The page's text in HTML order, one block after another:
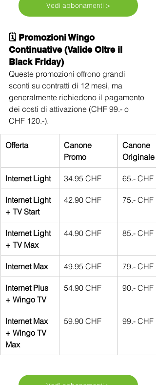
Vedi abbonamenti >
🗓️ Promozioni Wingo
Continuative (Valide Oltre il
Black Friday)
Queste promozioni offrono grandi
sconti su contratti di 12 mesi, ma
generalmente richiedono il pagamento
dei costi di attivazione (CHF 99.- o
CHF 120.-).
Offerta
Canone
Promo
Canone
Originale
Internet Light 34.95 CHF 65.- CHF
Internet Light
+ TV Start
42.90 CHF 75.- CHF
Internet Light
+ TV Max
44.90 CHF 85.- CHF
Internet Max 49.95 CHF 79.- CHF
Internet Plus
+ Wingo TV
54.90 CHF 90.- CHF
Internet Max
+ Wingo TV
Max
59.90 CHF 99.- CHF